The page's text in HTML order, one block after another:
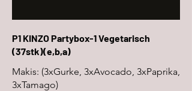
P1 KINZO Partybox-1 Vegetarisch
(37stk)(e,b,a)
Makis: (3xGurke, 3xAvocado, 3xPaprika,
3xTamago)